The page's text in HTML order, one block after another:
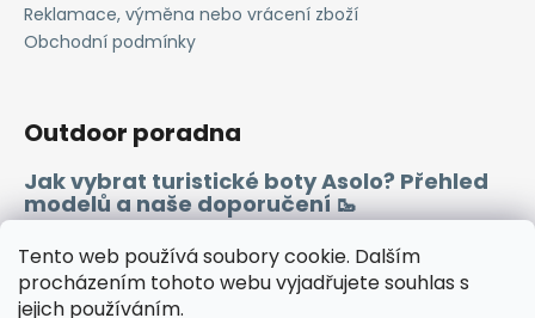
Tento web používá soubory cookie. Dalším
procházením tohoto webu vyjadřujete souhlas s
jejich používáním.
Reklamace, výměna nebo vrácení zboží
Obchodní podmínky
Outdoor poradna
Jak vybrat turistické boty Asolo? Přehled
modelů a naše doporučení 🥾